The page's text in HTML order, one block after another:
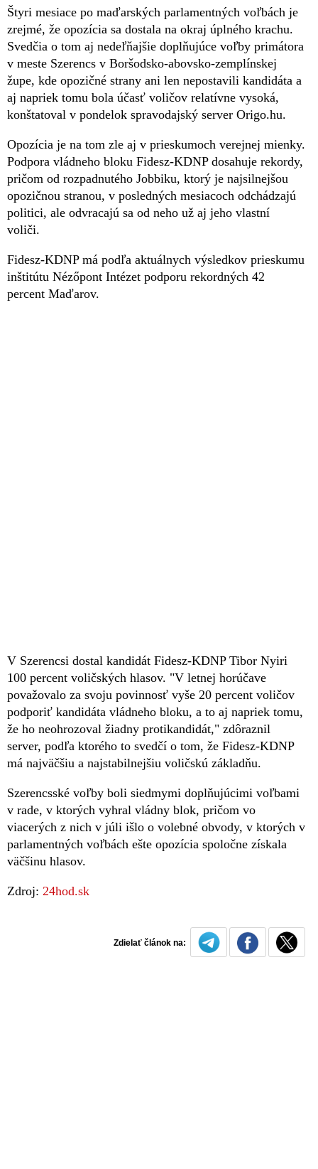
Štyri mesiace po maďarských parlamentných voľbách je
zrejmé, že opozícia sa dostala na okraj úplného krachu.
Svedčia o tom aj nedeľňajšie doplňujúce voľby primátora
v meste Szerencs v Boršodsko-abovsko-zemplínskej
župe, kde opozičné strany ani len nepostavili kandidáta a
aj napriek tomu bola účasť voličov relatívne vysoká,
konštatoval v pondelok spravodajský server Origo.hu.
Opozícia je na tom zle aj v prieskumoch verejnej mienky.
Podpora vládneho bloku Fidesz-KDNP dosahuje rekordy,
pričom od rozpadnutého Jobbiku, ktorý je najsilnejšou
opozičnou stranou, v posledných mesiacoch odchádzajú
politici, ale odvracajú sa od neho už aj jeho vlastní
voliči.
Fidesz-KDNP má podľa aktuálnych výsledkov prieskumu
inštitútu Nézőpont Intézet podporu rekordných 42
percent Maďarov.
V Szerencsi dostal kandidát Fidesz-KDNP Tibor Nyiri
100 percent voličských hlasov. "V letnej horúčave
považovalo za svoju povinnosť vyše 20 percent voličov
podporiť kandidáta vládneho bloku, a to aj napriek tomu,
že ho neohrozoval žiadny protikandidát," zdôraznil
server, podľa ktorého to svedčí o tom, že Fidesz-KDNP
má najväčšiu a najstabilnejšiu voličskú základňu.
Szerencsské voľby boli siedmymi doplňujúcimi voľbami
v rade, v ktorých vyhral vládny blok, pričom vo
viacerých z nich v júli išlo o volebné obvody, v ktorých v
parlamentných voľbách ešte opozícia spoločne získala
väčšinu hlasov.
Zdroj: 24hod.sk
Zdielať článok na: